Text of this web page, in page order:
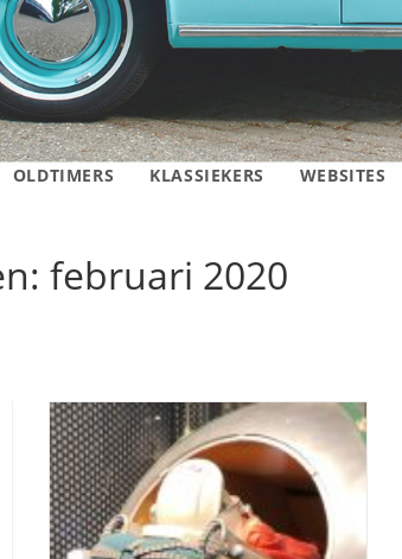
OLDTIMERS KLASSIEKERS WEBSITES
februari 2020